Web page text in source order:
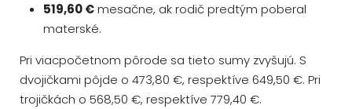
519,60 €mesačne, ak rodič predtým poberal
materské.
Pri viacpočetnom pôrode sa tieto sumy zvyšujú. S
dvojičkami pôjde o 473,80 €, respektíve 649,50 €. Pri
trojičkách o 568,50 €, respektíve 779,40 €.